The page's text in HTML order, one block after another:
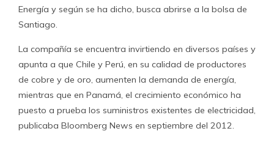
Energía y según se ha dicho, busca abrirse a la bolsa de
Santiago.
La compañía se encuentra invirtiendo en diversos países y
apunta a que Chile y Perú, en su calidad de productores
de cobre y de oro, aumenten la demanda de energía,
mientras que en Panamá, el crecimiento económico ha
puesto a prueba los suministros existentes de electricidad,
publicaba Bloomberg News en septiembre del 2012.